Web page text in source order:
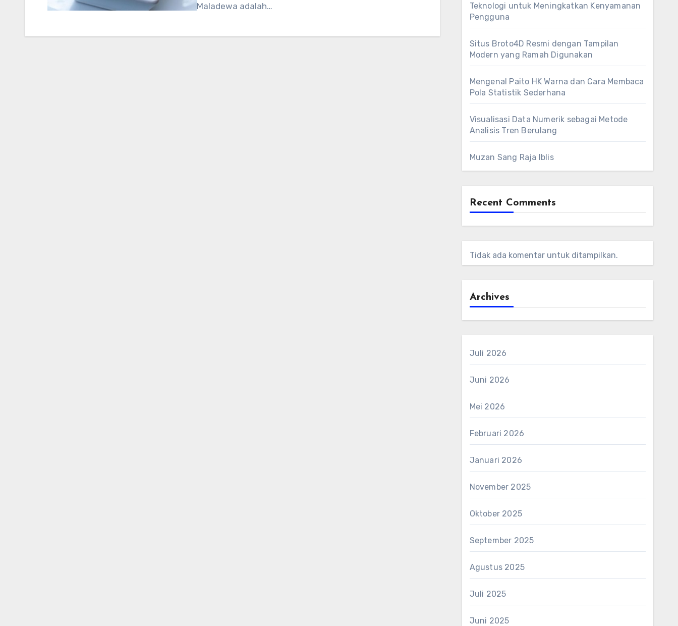
Maladewa adalah…
Teknologi untuk Meningkatkan Kenyamanan
Pengguna
Situs Broto4D Resmi dengan Tampilan
Modern yang Ramah Digunakan
Mengenal Paito HK Warna dan Cara Membaca
Pola Statistik Sederhana
Visualisasi Data Numerik sebagai Metode
Analisis Tren Berulang
Muzan Sang Raja Iblis
Recent Comments
Tidak ada komentar untuk ditampilkan.
Archives
Juli 2026
Juni 2026
Mei 2026
Februari 2026
Januari 2026
November 2025
Oktober 2025
September 2025
Agustus 2025
Juli 2025
Juni 2025